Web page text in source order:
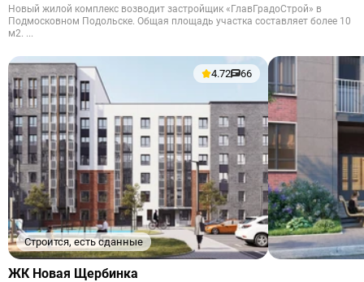
Новый жилой комплекс возводит застройщик «ГлавГрадоСтрой» в
Подмосковном Подольске. Общая площадь участка составляет более 10
м2. ...
Строится, есть сданные
4.72 66
ЖК Новая Щербинка